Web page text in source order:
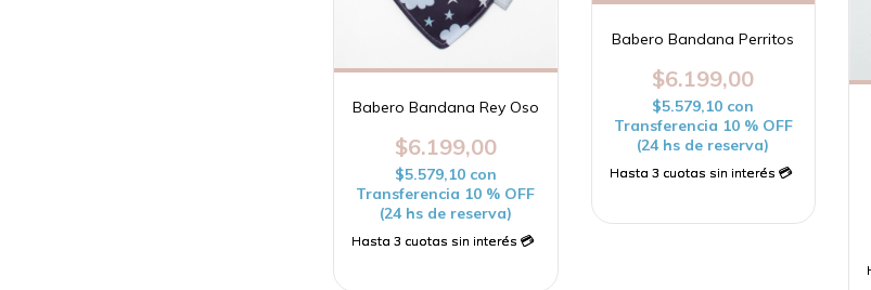
Babero Bandana Rey Oso
$6.199,00
$5.579,10 con
Transferencia 10 % OFF
(24 hs de reserva)
Babero Bandana Perritos
$6.199,00
$5.579,10 con
Transferencia 10 % OFF
(24 hs de reserva)